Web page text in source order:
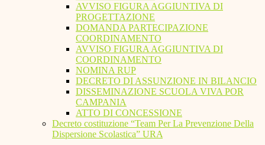
AVVISO FIGURA AGGIUNTIVA DI
PROGETTAZIONE
DOMANDA PARTECIPAZIONE
COORDINAMENTO
AVVISO FIGURA AGGIUNTIVA DI
COORDINAMENTO
NOMINA RUP
DECRETO DI ASSUNZIONE IN BILANCIO
DISSEMINAZIONE SCUOLA VIVA POR
CAMPANIA
ATTO DI CONCESSIONE
Decreto costituzione “Team Per La Prevenzione Della
Dispersione Scolastica” URA